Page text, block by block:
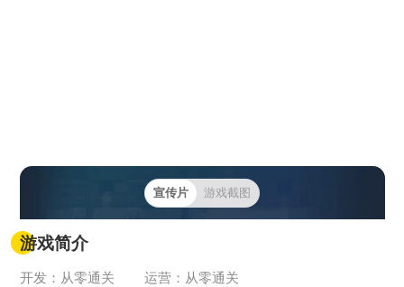
宣传片 游戏截图
游戏简介
开发：从零通关 运营：从零通关